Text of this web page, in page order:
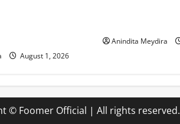
August 1, 2026
Anindita Meydira
© Foomer Official | All rights reserved.